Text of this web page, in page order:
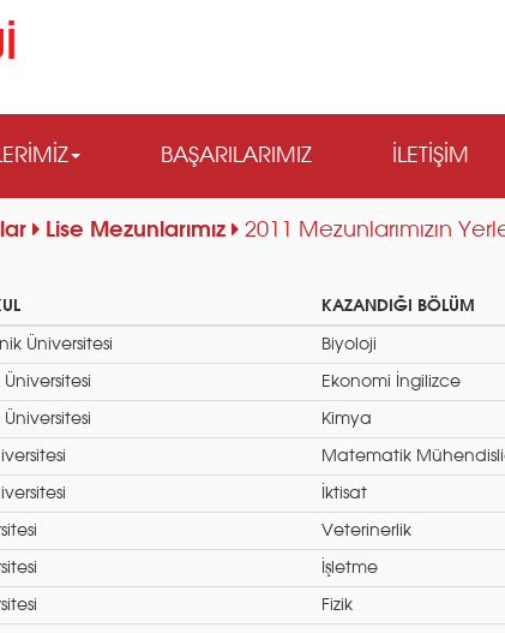
BAŞARILARIMIZ İLETİŞİM
Lise Mezunlarımız 2011 Mezunlarımızın
KAZANDIĞI BÖLÜM
Üniversitesi Biyoloji
Ekonomi İngilizce
Kimya
Matematik
İktisat
Veterinerlik
İşletme
Fizik